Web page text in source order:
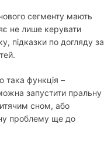
сегменту мають
не лише керувати
підказки по догляду за
така функція –
запустити пральну
сном, або
проблему ще до